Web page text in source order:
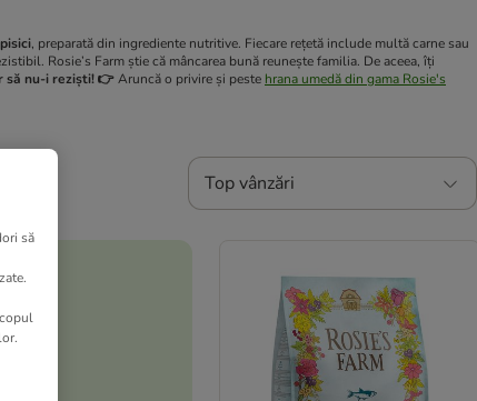
, preparată din ingrediente nutritive. Fiecare rețetă include multă carne sau
Rosie’s Farm știe că mâncarea bună reunește familia. De aceea, îți
să nu-i reziști! 👉Aruncă o privire și peste hrana umedă din gama Rosie's
Top vânzări
să